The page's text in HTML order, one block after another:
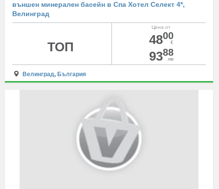
външен минерален басейн в Спа Хотел Селект 4*,
Велинград
Цена от
4800
€
9388
лв
ТОП
Велинград, България